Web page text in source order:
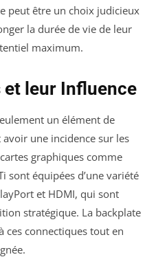
peut être un choix judicieux
la durée de vie de leur
maximum.
et leur Influence
un élément de
une incidence sur les
graphiques comme
sont équipées d’une variété
et HDMI, qui sont
stratégique. La backplate
ces connectiques tout en